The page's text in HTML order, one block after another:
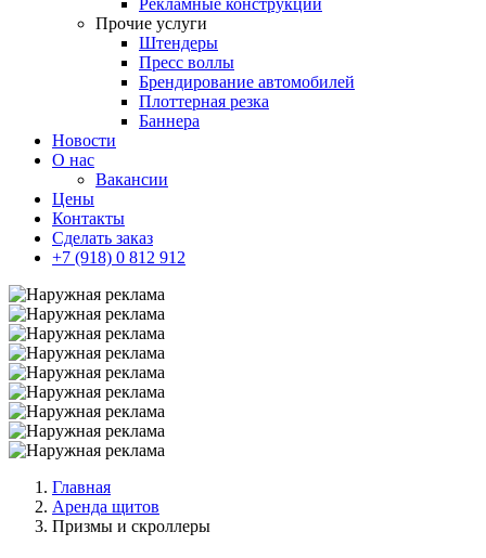
Рекламные конструкции
Прочие услуги
Штендеры
Пресс воллы
Брендирование автомобилей
Плоттерная резка
Баннера
Новости
О нас
Вакансии
Цены
Контакты
Сделать заказ
+7 (918) 0 812 912
Главная
Аренда щитов
Призмы и скроллеры